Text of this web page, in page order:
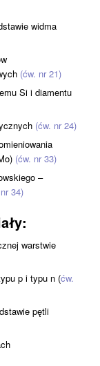
widma
(ćw. nr 21)
Si i diamentu
(ćw. nr 24)
(ćw. nr 33)
–
34)
:
warstwie
p i typu n (ćw.
pętli